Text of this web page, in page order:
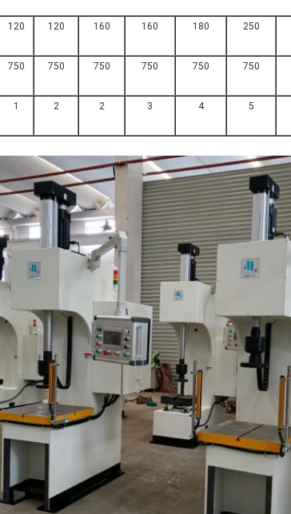
120 120 160 160 180 250
750 750 750 750 750 750
1 2 2 3 4 5